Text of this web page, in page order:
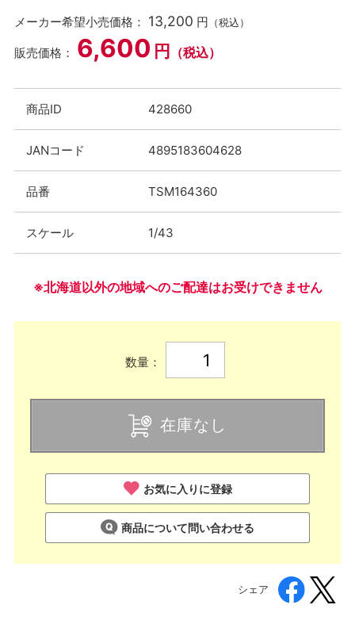
メーカー希望小売価格： 13,200 円 （税込）
販売価格： 6,600 円 （税込）
商品ID 428660
JANコード 4895183604628
品番 TSM164360
スケール 1/43
※北海道以外の地域へのご配達はお受けできません
数量：
在庫なし
お気に入りに登録
商品について問い合わせる
シェア